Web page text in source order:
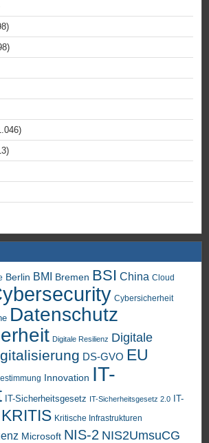
Berlin BMI Bremen BSI China Cloud
Cybersicherheit
Datenschutz
Digitale Resilienz Digitale
DS-GVO EU
Innovation IT-
IT-Sicherheitsgesetz IT-Sicherheitsgesetz 2.0
IT-
KRITIS Kritische Infrastrukturen
Microsoft NIS-2 NIS2UmsuCG